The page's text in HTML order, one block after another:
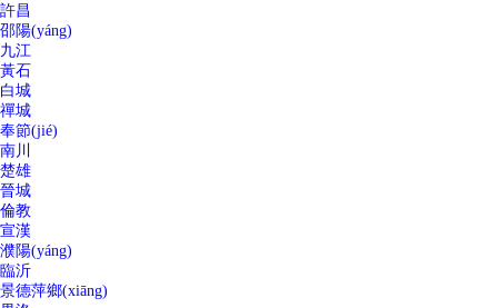
許昌
邵陽(yáng)
九江
黃石
白城
禪城
奉節(jié)
南川
楚雄
晉城
倫教
宣漢
濮陽(yáng)
臨沂
景德萍鄉(xiāng)